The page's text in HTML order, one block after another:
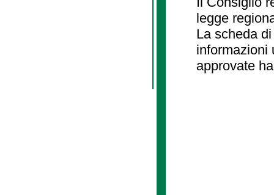
legge
La scheda
informazioni
approvate